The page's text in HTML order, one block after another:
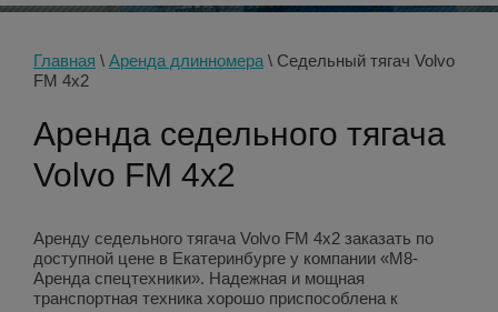
Главная \ Аренда длинномера \ Седельный тягач Volvo
FM 4x2
Аренда седельного тягача
Volvo FM 4x2
Аренду седельного тягача Volvo FM 4x2 заказать по
доступной цене в Екатеринбурге у компании «М8-
Аренда спецтехники». Надежная и мощная
транспортная техника хорошо приспособлена к